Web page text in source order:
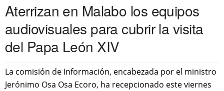
Aterrizan en Malabo los equipos
audiovisuales para cubrir la visita
del Papa León XIV
La comisión de Información, encabezada por el ministro
Jerónimo Osa Osa Ecoro, ha recepcionado este viernes